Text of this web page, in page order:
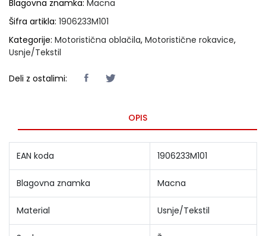
Blagovna znamka: Macna
Šifra artikla: 1906233M101
Kategorije: Motoristična oblačila, Motoristične rokavice,
Usnje/Tekstil
Deli z ostalimi:
OPIS
EAN koda 1906233M101
Blagovna znamka Macna
Material Usnje/Tekstil